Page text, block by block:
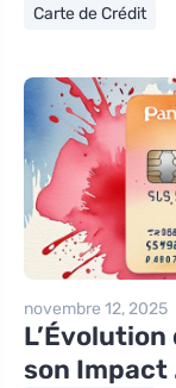
Carte de Crédit
novembre 12, 2025
son Impact